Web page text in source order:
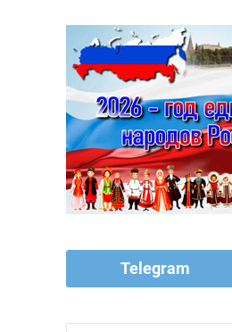
Telegram